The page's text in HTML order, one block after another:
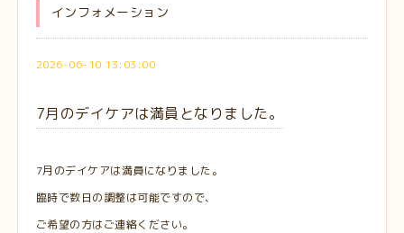
インフォメーション
2026-06-10 13:03:00
7月のデイケアは満員となりました。
7月のデイケアは満員になりました。
臨時で数日の調整は可能ですので、
ご希望の方はご連絡ください。